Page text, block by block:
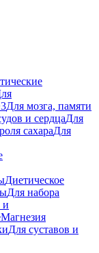
Для мозга, памяти
и сердцаДля
сахараДля
Диетическое
Для набора
и
Магнезия
Для суставов и